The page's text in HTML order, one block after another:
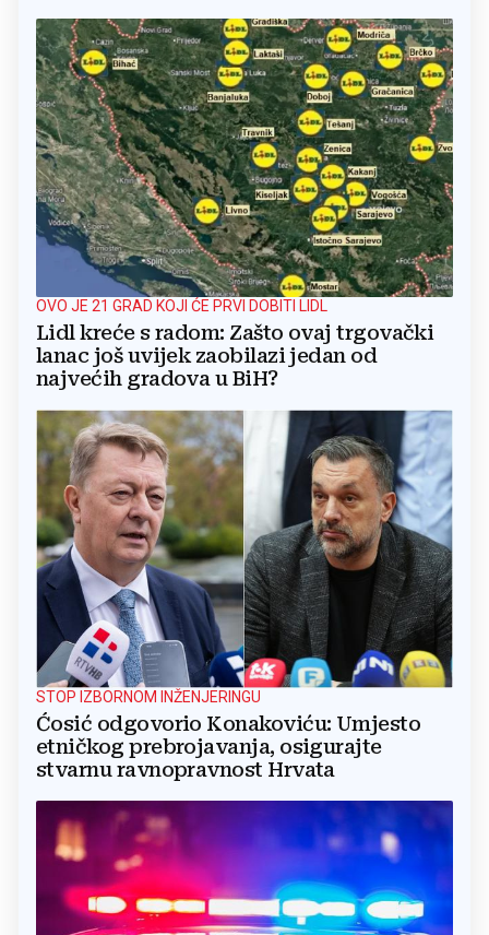
OVO JE 21 GRAD KOJI ĆE PRVI DOBITI LIDL
Lidl kreće s radom: Zašto ovaj trgovački
lanac još uvijek zaobilazi jedan od
najvećih gradova u BiH?
STOP IZBORNOM INŽENJERINGU
Ćosić odgovorio Konakoviću: Umjesto
etničkog prebrojavanja, osigurajte
stvarnu ravnopravnost Hrvata